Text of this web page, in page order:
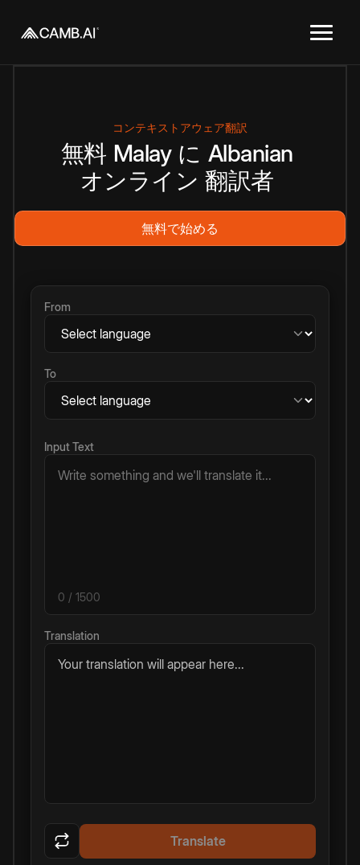
コンテキストアウェア翻訳
無料 Malay に Albanian
オンライン 翻訳者
無料で始める
From
To
Input Text
0 / 1500
Translation
Your translation will appear here...
Translate